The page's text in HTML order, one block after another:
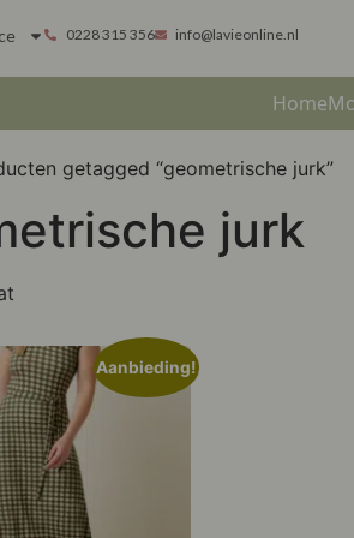
0228 315 356 info@lavieonline.nl
Home
getagged “geometrische jurk”
jurk
Aanbieding!